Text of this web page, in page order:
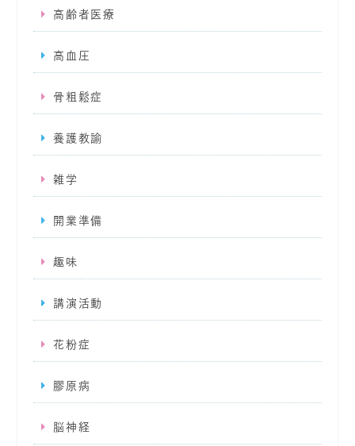
高齢者医療
高血圧
骨粗鬆症
養護教諭
雑学
開業準備
趣味
講演活動
花粉症
膠原病
脳神経